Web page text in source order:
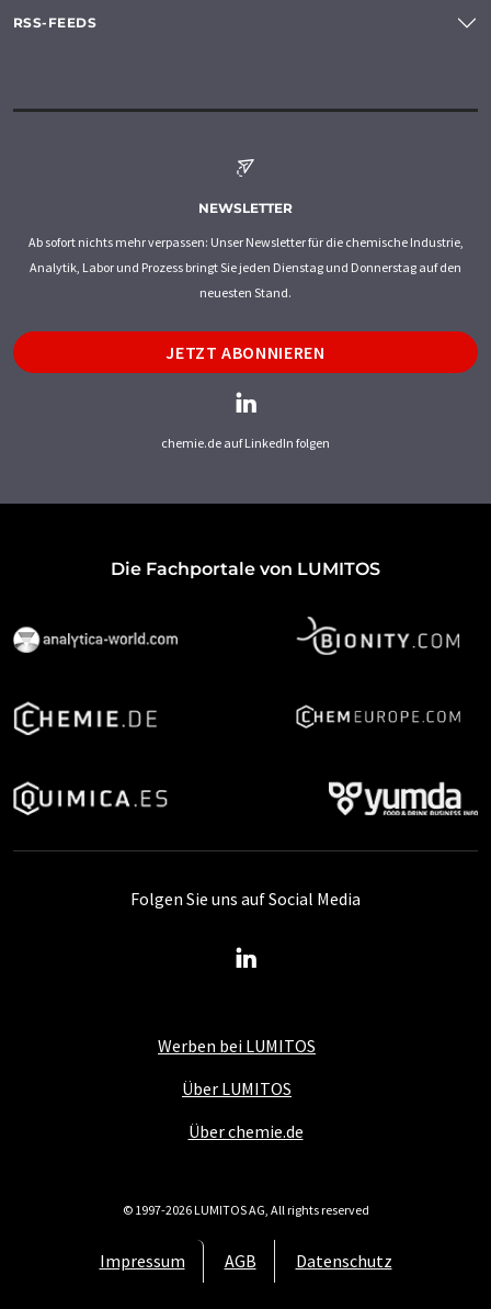
RSS-FEEDS
NEWSLETTER
Ab sofort nichts mehr verpassen: Unser Newsletter für die chemische Industrie,
Analytik, Labor und Prozess bringt Sie jeden Dienstag und Donnerstag auf den
neuesten Stand.
JETZT ABONNIEREN
chemie.de auf LinkedIn folgen
Die Fachportale von LUMITOS
Werben bei LUMITOS
Über LUMITOS
Über chemie.de
Impressum AGB Datenschutz
Folgen Sie uns auf Social Media
© 1997-2026 LUMITOS AG, All rights reserved